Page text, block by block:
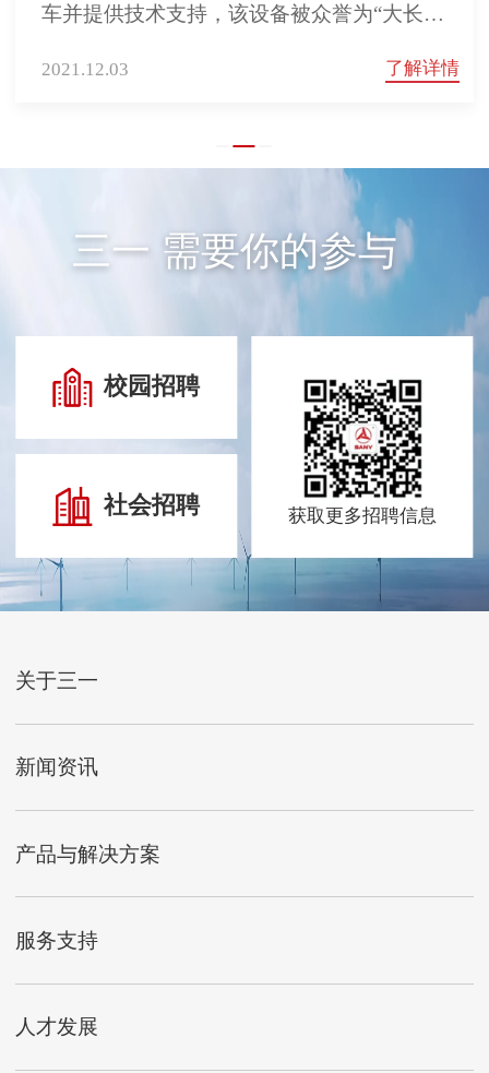
车并提供技术支持，该设备被众誉为“大长颈
2021.12.03 了解详情
三一 需要你的参与
校园招聘
社会招聘 获取更多招聘信息
关于三一
新闻资讯
产品与解决方案
服务支持
人才发展